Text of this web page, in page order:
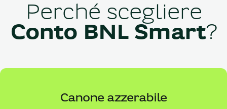
Perché scegliere
Conto BNL Smart?
Canone azzerabile